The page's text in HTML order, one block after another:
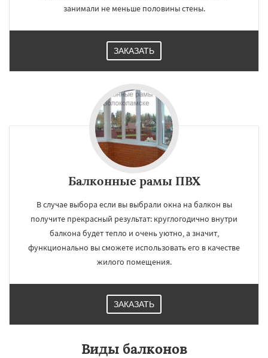
занимали не меньше половины стены.
ЗАКАЗАТЬ
Балконные рамы ПВХ
В случае выбора если вы выбрали окна на балкон вы
получите прекрасный результат: круглогодично внутри
балкона будет тепло и очень уютно, а значит,
функционально вы сможете использовать его в качестве
жилого помещения.
ЗАКАЗАТЬ
Виды балконов